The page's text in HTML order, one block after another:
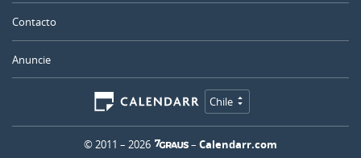
Contacto
Anuncie
Chile
© 2011 – 2026 – Calendarr.com